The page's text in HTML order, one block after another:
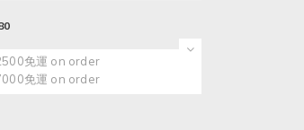
免運 on order
免運 on order